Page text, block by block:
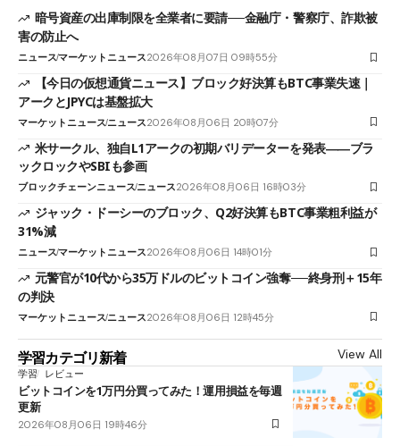
暗号資産の出庫制限を全業者に要請──金融庁・警察庁、詐欺被
害の防止へ
ニュースマーケットニュース2026年08月07日 09時55分
【今日の仮想通貨ニュース】ブロック好決算もBTC事業失速｜
アークとJPYCは基盤拡大
マーケットニュースニュース2026年08月06日 20時07分
米サークル、独自L1アークの初期バリデーターを発表――ブラ
ックロックやSBIも参画
ブロックチェーンニュースニュース2026年08月06日 16時03分
ジャック・ドーシーのブロック、Q2好決算もBTC事業粗利益が
31%減
ニュースマーケットニュース2026年08月06日 14時01分
元警官が10代から35万ドルのビットコイン強奪──終身刑＋15年
の判決
マーケットニュースニュース2026年08月06日 12時45分
学習カテゴリ新着 View All
学習 レビュー
ビットコインを1万円分買ってみた！運用損益を毎週
更新
2026年08月06日 19時46分